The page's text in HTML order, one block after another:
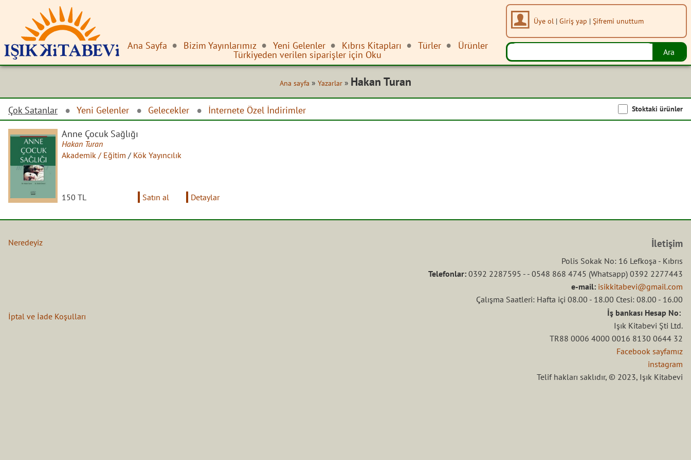
Ana Sayfa Bizim Yayınlarımız Yeni Gelenler Kıbrıs Kitapları Türler Ürünler
Türkiyeden verilen siparişler için Oku
Üye ol | Giriş yap | Şifremi unuttum
Ana sayfa » Yazarlar » Hakan Turan
Çok Satanlar Yeni Gelenler Gelecekler İnternete Özel İndirimler Stoktaki ürünler
Anne Çocuk Sağlığı
Hakan Turan
Akademik / Eğitim / Kök Yayıncılık
150 TL Satın al Detaylar
Neredeyiz
İptal ve İade Koşulları
İletişim
Polis Sokak No: 16 Lefkoşa - Kıbrıs
Telefonlar: 0392 2287595 - - 0548 868 4745 (Whatsapp) 0392 2277443
e-mail: isikkitabevi@gmail.com
Çalışma Saatleri: Hafta içi 08.00 - 18.00 Ctesi: 08.00 - 16.00
İş bankası Hesap No:
Işık Kitabevi Şti Ltd.
TR88 0006 4000 0016 8130 0644 32
Facebook sayfamız
instagram
Telif hakları saklıdır, © 2023, Işık Kitabevi